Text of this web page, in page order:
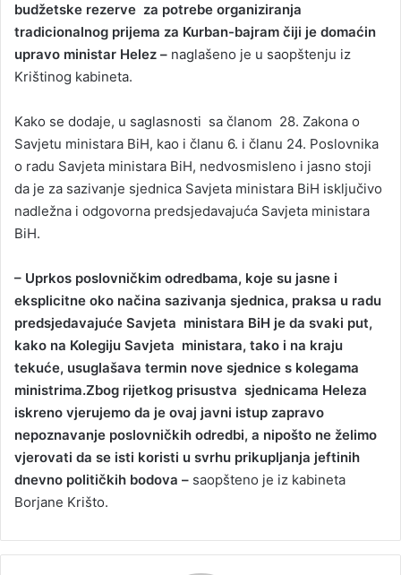
budžetske rezerve za potrebe organiziranja
tradicionalnog prijema za Kurban-bajram čiji je domaćin
upravo ministar Helez – naglašeno je u saopštenju iz
Krištinog kabineta.
Kako se dodaje, u saglasnosti sa članom 28. Zakona o
Savjetu ministara BiH, kao i članu 6. i članu 24. Poslovnika
o radu Savjeta ministara BiH, nedvosmisleno i jasno stoji
da je za sazivanje sjednica Savjeta ministara BiH isključivo
nadležna i odgovorna predsjedavajuća Savjeta ministara
BiH.
– Uprkos poslovničkim odredbama, koje su jasne i
eksplicitne oko načina sazivanja sjednica, praksa u radu
predsjedavajuće Savjeta ministara BiH je da svaki put,
kako na Kolegiju Savjeta ministara, tako i na kraju
tekuće, usuglašava termin nove sjednice s kolegama
ministrima.Zbog rijetkog prisustva sjednicama Heleza
iskreno vjerujemo da je ovaj javni istup zapravo
nepoznavanje poslovničkih odredbi, a nipošto ne želimo
vjerovati da se isti koristi u svrhu prikupljanja jeftinih
dnevno političkih bodova – saopšteno je iz kabineta
Borjane Krišto.